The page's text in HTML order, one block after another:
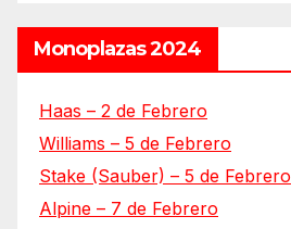
Monoplazas 2024
Haas – 2 de Febrero
Williams – 5 de Febrero
Stake (Sauber) – 5 de Febrero
Alpine – 7 de Febrero